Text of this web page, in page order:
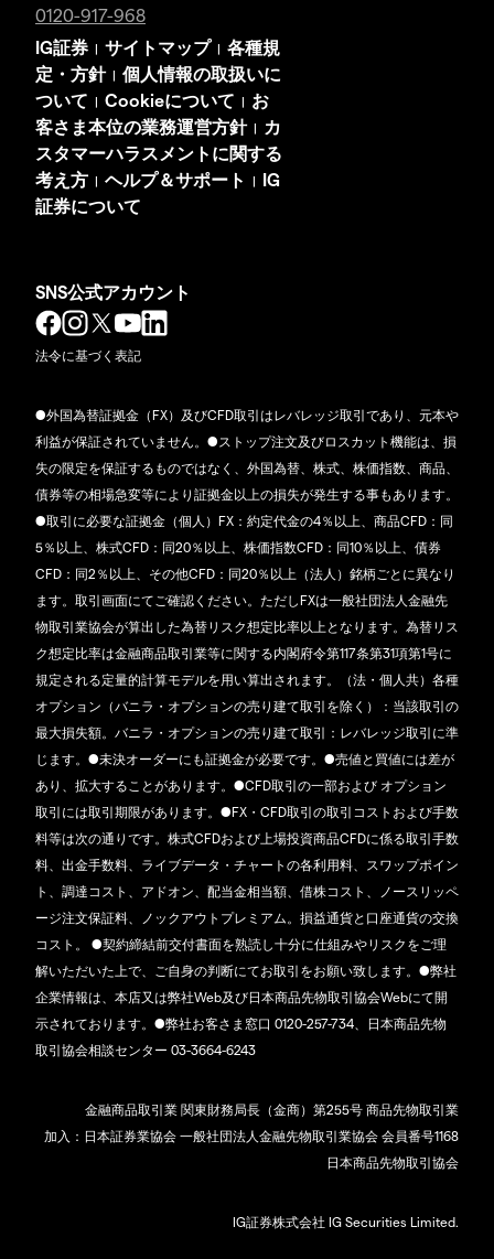
0120-917-968
IG証券 | サイトマップ | 各種規
定・方針| 個人情報の取扱いに
ついて | Cookieについて | お
客さま本位の業務運営方針|
カ
スタマーハラスメントに関する
考え方 | ヘルプ＆サポート | IG
証券について
SNS公式アカウント
法令に基づく表記
●外国為替証拠金（FX）及びCFD取引はレバレッジ取引であり、元本や
利益が保証されていません。●ストップ注文及びロスカット機能は、損
失の限定を保証するものではなく、外国為替、株式、株価指数、商品、
債券等の相場急変等により証拠金以上の損失が発生する事もあります。
●取引に必要な証拠金（個人）FX：約定代金の4％以上、商品CFD：同
5％以上、株式CFD：同20％以上、株価指数CFD：同10％以上、債券
CFD：同2％以上、その他CFD：同20％以上（法人）銘柄ごとに異なり
ます。取引画面にてご確認ください。ただしFXは一般社団法人金融先
物取引業協会が算出した為替リスク想定比率以上となります。為替リス
ク想定比率は金融商品取引業等に関する内閣府令第117条第31項第1号に
規定される定量的計算モデルを用い算出されます。（法・個人共）各種
オプション（バニラ・オプションの売り建て取引を除く）：当該取引の
最大損失額。バニラ・オプションの売り建て取引：レバレッジ取引に準
じます。●未決オーダーにも証拠金が必要です。●売値と買値には差が
あり、拡大することがあります。●CFD取引の一部および オプション
取引には取引期限があります。●FX・CFD取引の取引コストおよび手数
料等は次の通りです。株式CFDおよび上場投資商品CFDに係る取引手数
料、出金手数料、ライブデータ・チャートの各利用料、スワップポイン
ト、調達コスト、アドオン、配当金相当額、借株コスト、ノースリッペ
ージ注文保証料、ノックアウトプレミアム。損益通貨と口座通貨の交換
コスト。 ●契約締結前交付書面を熟読し十分に仕組みやリスクをご理
解いただいた上で、ご自身の判断にてお取引をお願い致します。●弊社
企業情報は、本店又は弊社Web及び日本商品先物取引協会Webにて開
示されております。●弊社お客さま窓口 0120-257-734、日本商品先物
取引協会相談センター 03-3664-6243
金融商品取引業 関東財務局長（金商）第255号 商品先物取引業
加入：日本証券業協会 一般社団法人金融先物取引業協会 会員番号1168
日本商品先物取引協会
IG証券株式会社 IG Securities Limited.